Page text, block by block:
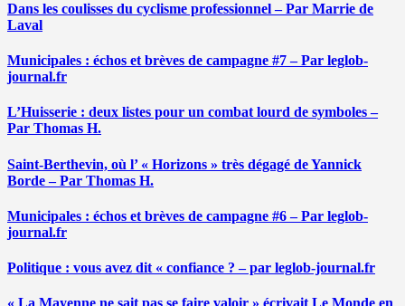
Dans les coulisses du cyclisme professionnel – Par Marrie de
Laval
Municipales : échos et brèves de campagne #7 – Par leglob-
journal.fr
L’Huisserie : deux listes pour un combat lourd de symboles –
Par Thomas H.
Saint-Berthevin, où l’ « Horizons » très dégagé de Yannick
Borde – Par Thomas H.
Municipales : échos et brèves de campagne #6 – Par leglob-
journal.fr
Politique : vous avez dit « confiance ? – par leglob-journal.fr